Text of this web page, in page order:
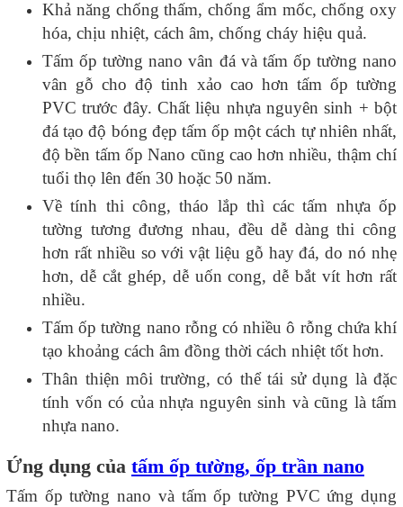
Khả năng chống thấm, chống ẩm mốc, chống oxy
hóa, chịu nhiệt, cách âm, chống cháy hiệu quả.
Tấm ốp tường nano vân đá và tấm ốp tường nano
vân gỗ cho độ tinh xảo cao hơn tấm ốp tường
PVC trước đây. Chất liệu nhựa nguyên sinh + bột
đá tạo độ bóng đẹp tấm ốp một cách tự nhiên nhất,
độ bền tấm ốp Nano cũng cao hơn nhiều, thậm chí
tuổi thọ lên đến 30 hoặc 50 năm.
Về tính thi công, tháo lắp thì các tấm nhựa ốp
tường tương đương nhau, đều dễ dàng thi công
hơn rất nhiều so với vật liệu gỗ hay đá, do nó nhẹ
hơn, dễ cắt ghép, dễ uốn cong, dễ bắt vít hơn rất
nhiều.
Tấm ốp tường nano rỗng có nhiều ô rỗng chứa khí
tạo khoảng cách âm đồng thời cách nhiệt tốt hơn.
Thân thiện môi trường, có thể tái sử dụng là đặc
tính vốn có của nhựa nguyên sinh và cũng là tấm
nhựa nano.
Ứng dụng của tấm ốp tường, ốp trần nano
Tấm ốp tường nano và tấm ốp tường PVC ứng dụng